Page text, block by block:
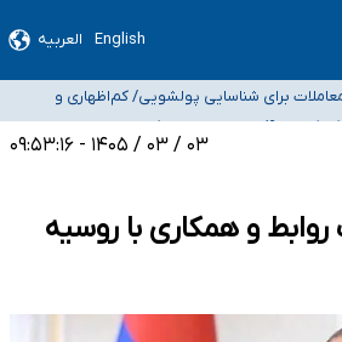
English العربیه
افزایشی است
برای شناسایی پولشویی/ کم‌اظهاری و
«حسین آقایاری» تراستی ابربدهکار کیست؟/ غارت پول نفت کشور با
افغانستانی
موتورسواری زنان را به تأخیر انداخت
برای تصمیم‌گیری درباره حذف شرکت‌های
۰۳ / ۰۳ / ۱۴۰۵ - ۰۹:۵۳:۱۶
و همکاری با روسیه